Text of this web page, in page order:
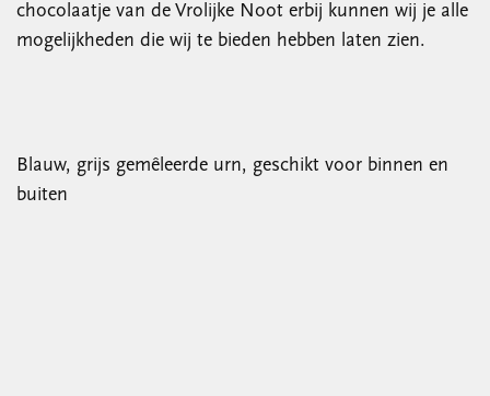
chocolaatje van de Vrolijke Noot erbij kunnen wij je alle
mogelijkheden die wij te bieden hebben laten zien.
Blauw, grijs gemêleerde urn, geschikt voor binnen en
buiten